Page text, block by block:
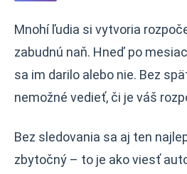
Mnohí ľudia si vytvoria
zabudnú naň. Hneď po
sa im darilo alebo nie. Bez
nemožné vedieť, či je váš
Bez sledovania sa aj ten
zbytočný – to je ako viesť